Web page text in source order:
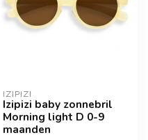
IZIPIZI
Izipizi baby zonnebril
Morning light D 0-9
maanden